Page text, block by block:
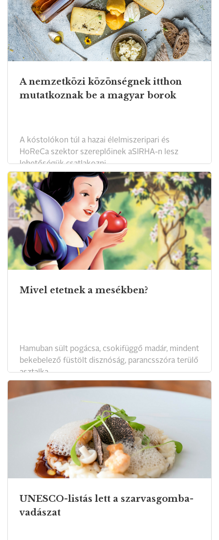
A nemzetközi közönségnek itthon
mutatkoznak be a magyar borok
A kóstolókon túl a hazai élelmiszeripari és
HoReCa szektor szereplőinek aSIRHA-n lesz
lehetőségük csatlakozni.
Mivel etetnek a mesékben?
Hamuban sült pogácsa, csokifüggő madár, mindent
bekebelező füstölt disznóság, parancsszóra terülő
asztalka.
UNESCO-listás lett a szarvasgomba-
vadászat